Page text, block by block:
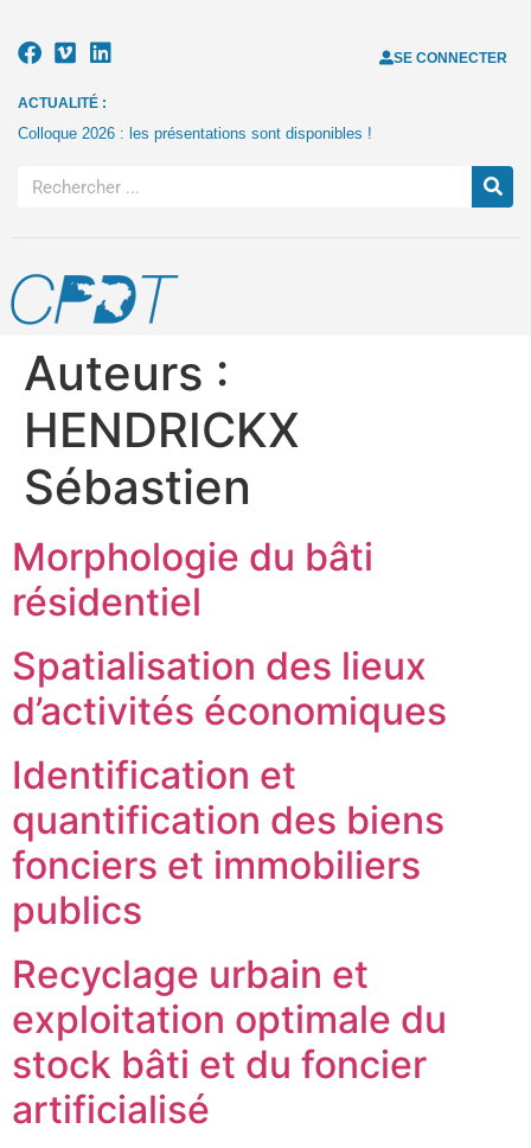
SE CONNECTER
ACTUALITÉ :
Colloque 2026 : les présentations sont disponibles !
Auteurs :
HENDRICKX
Sébastien
Morphologie du bâti
résidentiel
Spatialisation des lieux
d’activités économiques
Identification et
quantification des biens
fonciers et immobiliers
publics
Recyclage urbain et
exploitation optimale du
stock bâti et du foncier
artificialisé